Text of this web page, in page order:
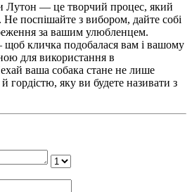
Лутон — це творчий процес, який
Не поспішайте з вибором, дайте собі
за вашим улюбленцем.
кличка подобалася вам і вашому
для використання в
ваша собака стане не лише
гордістю, яку ви будете називати з